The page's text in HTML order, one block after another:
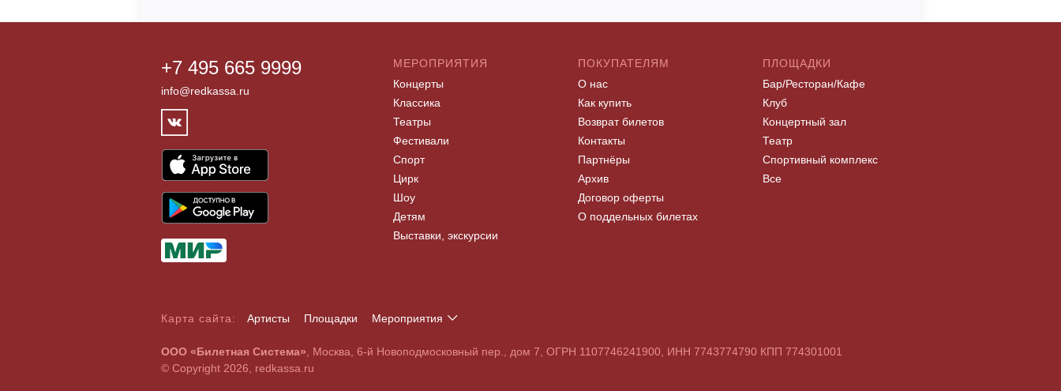
+7 495 665 9999
info@redkassa.ru
МЕРОПРИЯТИЯ
Концерты
Классика
Театры
Фестивали
Спорт
Цирк
Шоу
Детям
Выставки, экскурсии
ПОКУПАТЕЛЯМ
О нас
Как купить
Возврат билетов
Контакты
Партнёры
Архив
Договор оферты
О поддельных билетах
ПЛОЩАДКИ
Бар/Ресторан/Кафе
Клуб
Концертный зал
Театр
Спортивный комплекс
Все
Карта сайта: Артисты Площадки
Мероприятия
A B C D E F G H I J K L M N O P Q R S T U V W X Y Z
0 1 2 3 4 5 6 7 8 9
ООО «Билетная Система» , Москва, 6-й Новоподмосковный пер., дом 7, ОГРН 1107746241900, ИНН 7743774790 КПП 774301001
© Copyright 2026, redkassa.ru